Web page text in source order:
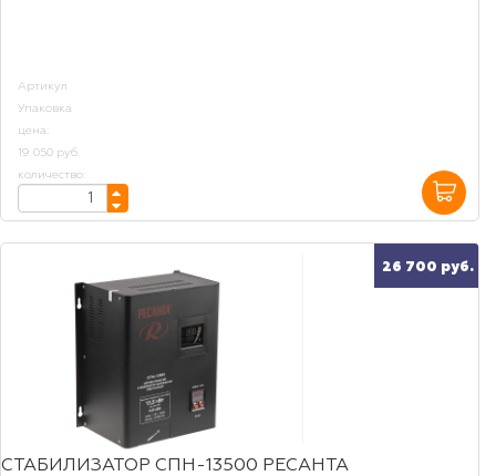
Артикул
Упаковка
цена:
19 050 руб.
количество:
26 700 руб.
СТАБИЛИЗАТОР СПН-13500 РЕСАНТА